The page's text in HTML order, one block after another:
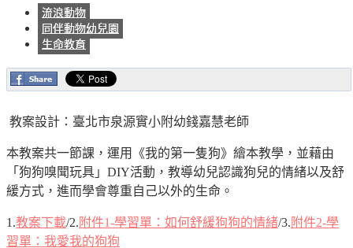
流浪動物
同伴動物幼兒園
生命教育
教案設計：臺北市泉源實小附幼錢嘉慧老師
本教案共一節課，運用《我的第一隻狗》繪本教學，並藉由
「狗狗嗅聞玩具」DIY活動，教導幼兒認識狗兒的情緒以及舒
緩方式，進而學會尊重自己以外的生命。
1.教案下載/2. 附件1-學習單：如何舒緩狗狗的情緒/3. 附件2-學
習單：我愛我的狗狗